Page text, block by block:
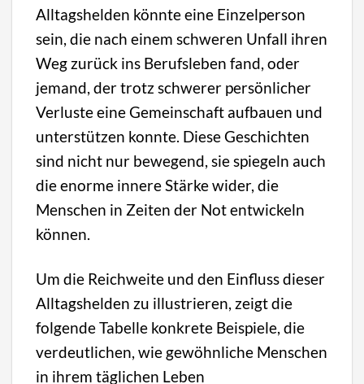
Alltagshelden könnte eine Einzelperson
sein, die nach einem schweren Unfall ihren
Weg zurück ins Berufsleben fand, oder
jemand, der trotz schwerer persönlicher
Verluste eine Gemeinschaft aufbauen und
unterstützen konnte. Diese Geschichten
sind nicht nur bewegend, sie spiegeln auch
die enorme innere Stärke wider, die
Menschen in Zeiten der Not entwickeln
können.
Um die Reichweite und den Einfluss dieser
Alltagshelden zu illustrieren, zeigt die
folgende Tabelle konkrete Beispiele, die
verdeutlichen, wie gewöhnliche Menschen
in ihrem täglichen Leben